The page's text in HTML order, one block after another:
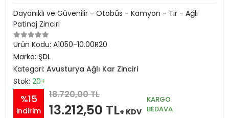
Dayanıklı ve Güvenilir - Otobüs - Kamyon - Tır - Ağlı
Patinaj Zinciri
Ürün Kodu: A1050-10.00R20
Marka: ŞDL
Kategori: Avusturya Ağlı Kar Zinciri
Stok: 20+
%15
indirim
18.720,00 TL
13.212,50 TL+ KDV
KARGO
BEDAVA